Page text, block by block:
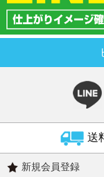
送
新規会員登録